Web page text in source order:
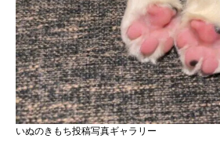
いぬのきもち投稿写真ギャラリー